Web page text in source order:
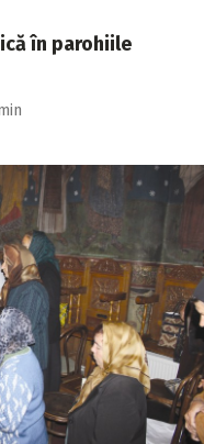
în parohiile